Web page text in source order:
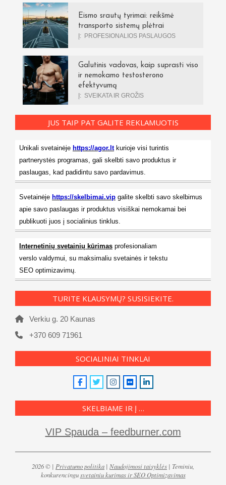
Eismo srautų tyrimai: reikšmė
transporto sistemų plėtrai
Į: PROFESIONALIOS PASLAUGOS
Galutinis vadovas, kaip suprasti viso
ir nemokamo testosterono
efektyvumą
Į: SVEIKATA IR GROŽIS
JUS TAIP PAT GALITE REKLAMUOTIS
Unikali svetainėje https://agor.ltkurioje visi turintis
partnerystės programas, gali skelbti savo produktus ir
paslaugas, kad padidintu savo pardavimus.
Svetainėje https://skelbimai.vip galite skelbti savo skelbimus
apie savo paslaugas ir produktus visiškai nemokamai bei
publikuoti juos į socialinius tinklus.
Internetinių svetainių kūrimas profesionaliam
verslo valdymui, su maksimaliu svetainės ir tekstu
SEO optimizavimų.
TURITE KLAUSYMŲ? SUSISIEKITE.
Verkiu g. 20 Kaunas
+370 609 71961
SOCIALINIAI TINKLAI
SKELBIAME IR Į …
VIP Spauda – feedburner.com
2026 © | Privatumo politika | Naudojimosi taisyklės | Teminiu,
konkurencingusvetainiu kurimas ir SEO Optimizavimas